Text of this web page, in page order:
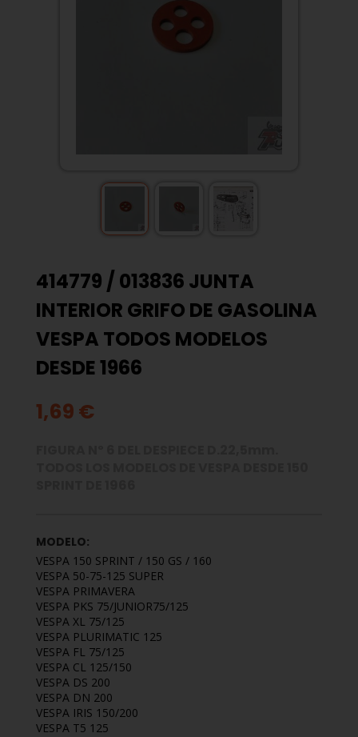
414779 / 013836 JUNTA
INTERIOR GRIFO DE GASOLINA
VESPA TODOS MODELOS
DESDE 1966
1,69 €
MODELO:
VESPA 150 SPRINT / 150 GS / 160
VESPA 50-75-125 SUPER
VESPA PRIMAVERA
VESPA PKS 75/JUNIOR75/125
VESPA XL 75/125
VESPA PLURIMATIC 125
VESPA FL 75/125
VESPA CL 125/150
VESPA DS 200
VESPA DN 200
VESPA IRIS 150/200
VESPA T5 125